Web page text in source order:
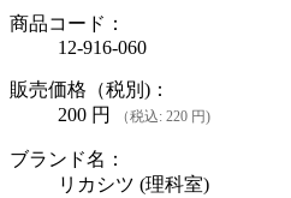
商品コード：
12-916-060
販売価格（税別)：
200 円 （税込: 220 円)
ブランド名：
リカシツ (理科室)